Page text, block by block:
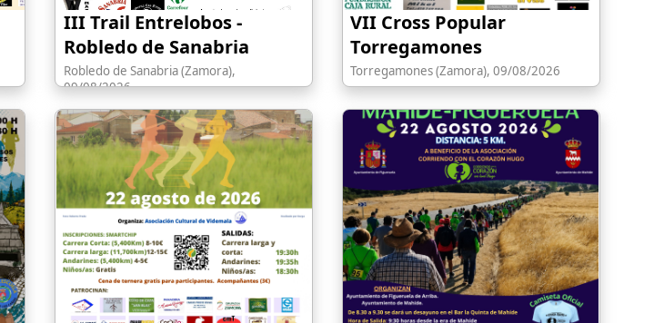
III Trail Entrelobos -
Robledo de Sanabria
Robledo de Sanabria (Zamora),
09/08/2026
VII Cross Popular
Torregamones
Torregamones (Zamora), 09/08/2026